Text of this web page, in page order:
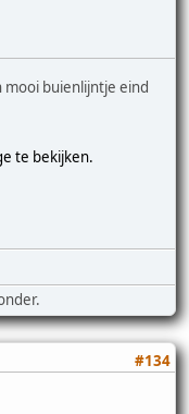
buienlijntje eind
te bekijken.
#134